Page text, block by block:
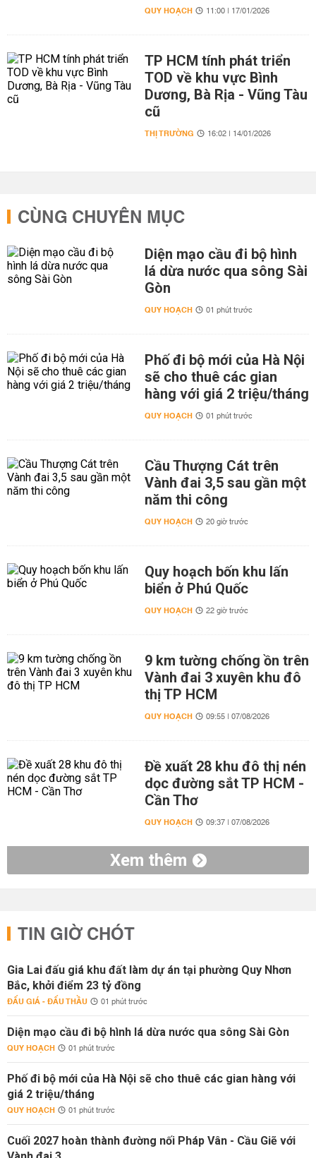
QUY HOẠCH 11:00 | 17/01/2026
TP HCM tính phát triển
TOD về khu vực Bình
Dương, Bà Rịa - Vũng Tàu
cũ
THỊ TRƯỜNG 16:02 | 14/01/2026
CÙNG CHUYÊN MỤC
Diện mạo cầu đi bộ hình
lá dừa nước qua sông Sài
Gòn
QUY HOẠCH 01 phút trước
Phố đi bộ mới của Hà Nội
sẽ cho thuê các gian
hàng với giá 2 triệu/tháng
QUY HOẠCH 01 phút trước
Cầu Thượng Cát trên
Vành đai 3,5 sau gần một
năm thi công
QUY HOẠCH 20 giờ trước
Quy hoạch bốn khu lấn
biển ở Phú Quốc
QUY HOẠCH 22 giờ trước
9 km tường chống ồn trên
Vành đai 3 xuyên khu đô
thị TP HCM
QUY HOẠCH 09:55 | 07/08/2026
Đề xuất 28 khu đô thị nén
dọc đường sắt TP HCM -
Cần Thơ
QUY HOẠCH 09:37 | 07/08/2026
Xem thêm
TIN GIỜ CHÓT
Gia Lai đấu giá khu đất làm dự án tại phường Quy Nhơn
Bắc, khởi điểm 23 tỷ đồng
ĐẤU GIÁ - ĐẤU THẦU 01 phút trước
Diện mạo cầu đi bộ hình lá dừa nước qua sông Sài Gòn
QUY HOẠCH 01 phút trước
Phố đi bộ mới của Hà Nội sẽ cho thuê các gian hàng với
giá 2 triệu/tháng
QUY HOẠCH 01 phút trước
Cuối 2027 hoàn thành đường nối Pháp Vân - Cầu Giẽ với